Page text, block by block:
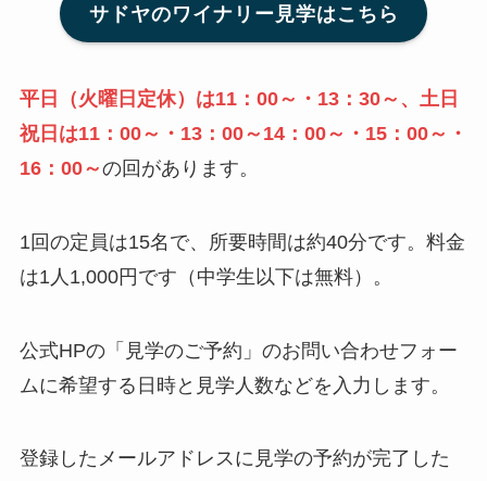
サドヤのワイナリー見学はこちら
平日（火曜日定休）は11：00～・13：30～、土日
祝日は11：00～・13：00～14：00～・15：00～・
16：00～の回があります。
1回の定員は15名で、所要時間は約40分です。料金
は1人1,000円です（中学生以下は無料）。
公式HPの「見学のご予約」のお問い合わせフォー
ムに希望する日時と見学人数などを入力します。
登録したメールアドレスに見学の予約が完了した